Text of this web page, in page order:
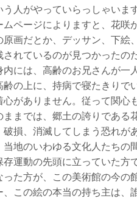
人がやっていらっしゃいます
ムページによりますと、花
原画だとか、デッサン、下絵
れているのが見つかったの
内には、高齢のお兄さんが一
齢の上に、持病で寝たきりで
がありません。従って関心
ままでは、郷土の誇りである
損、消滅してしまう恐れが
当地のいわゆる文化人たちの
存運動の先頭に立っていた方
た方が、この美術館の今の
、この絵の本当の持ち主は